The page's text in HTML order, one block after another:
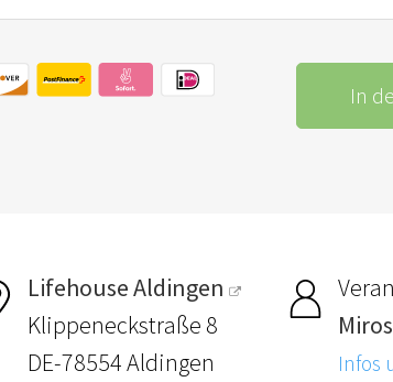
In
Lifehouse Aldingen
Klippeneckstraße 8
DE-78554 Aldingen
Infos